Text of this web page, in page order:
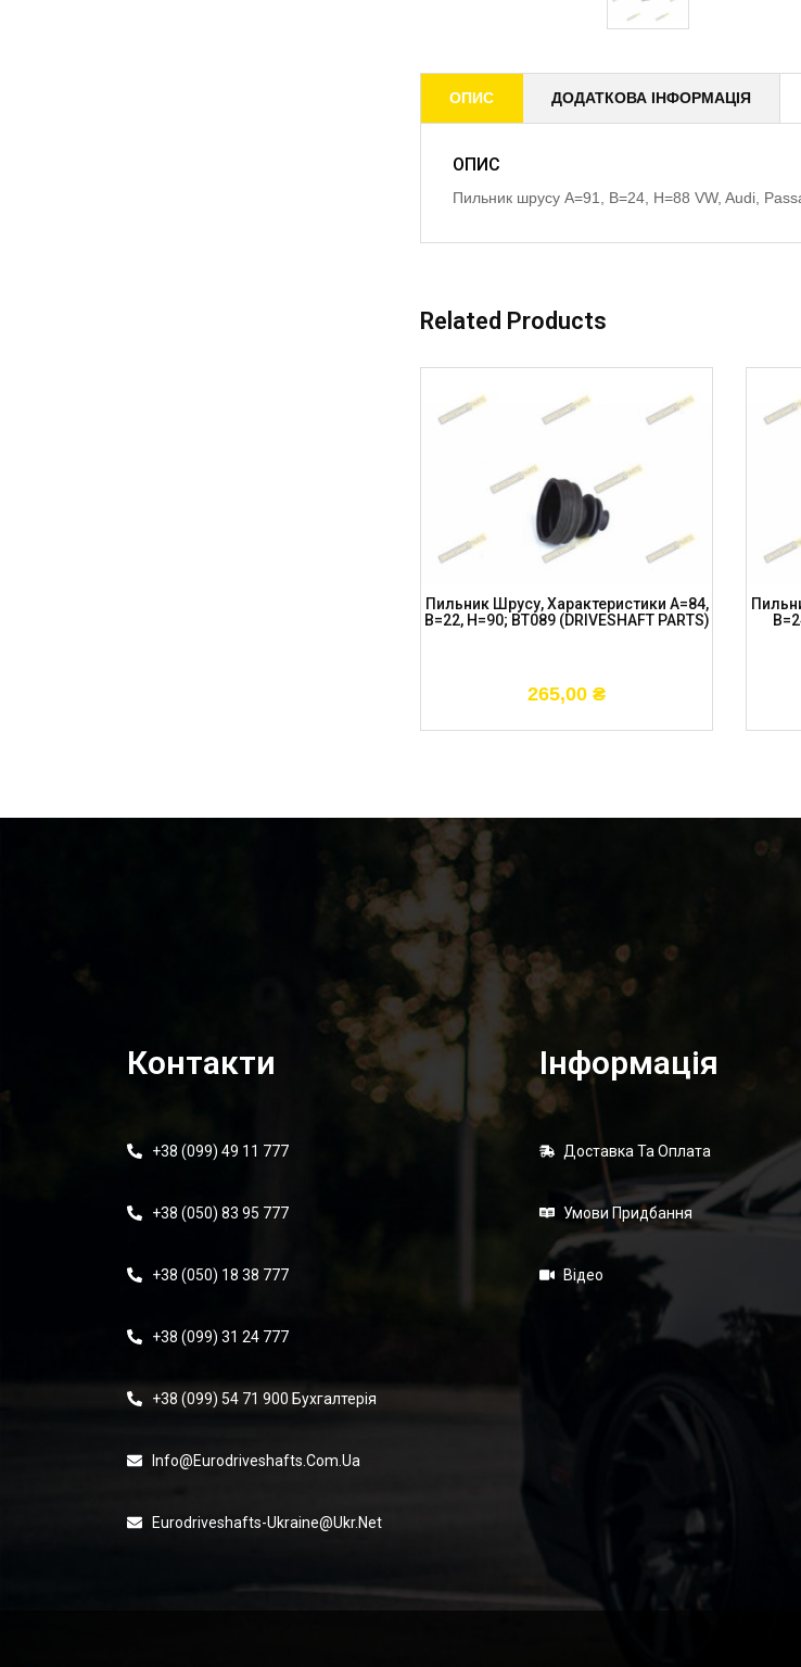
ОПИС ДОДАТКОВА ІНФОРМАЦІЯ
ОПИС
Пильник шрусу A=91, B=24, H=88 VW, Audi,
Related Products
Пильник Шрусу, Характеристики A=84,
B=22, H=90; BT089 (DRIVESHAFT PARTS)
265,00 ₴
Контакти
+38 (099) 49 11 777
+38 (050) 83 95 777
+38 (050) 18 38 777
+38 (099) 31 24 777
+38 (099) 54 71 900 Бухгалтерія
Info@eurodriveshafts.com.ua
Eurodriveshafts-Ukraine@ukr.net
Інформація
Доставка Та Оплата
Умови Придбання
Відео